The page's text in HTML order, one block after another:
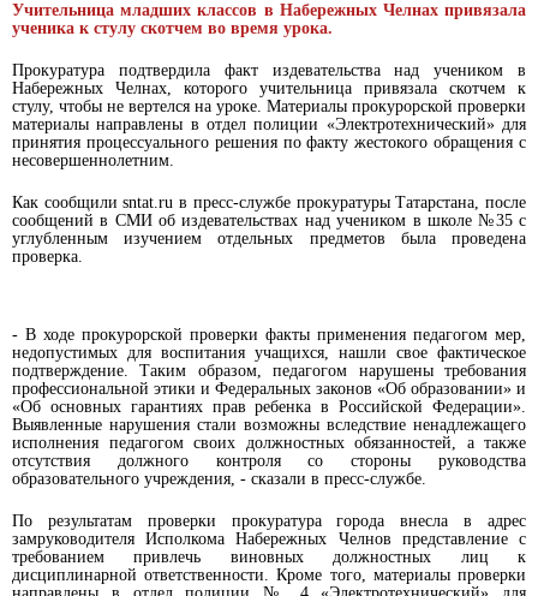
Учительница младших классов в Набережных Челнах привязала
ученика к стулу скотчем во время урока.
Прокуратура подтвердила факт издевательства над учеником в
Набережных Челнах, которого учительница привязала скотчем к
стулу, чтобы не вертелся на уроке. Материалы прокурорской проверки
материалы направлены в отдел полиции «Электротехнический» для
принятия процессуального решения по факту жестокого обращения с
несовершеннолетним.
Как сообщили sntat.ru в пресс-службе прокуратуры Татарстана, после
сообщений в СМИ об издевательствах над учеником в школе №35 с
углубленным изучением отдельных предметов была проведена
проверка.
- В ходе прокурорской проверки факты применения педагогом мер,
недопустимых для воспитания учащихся, нашли свое фактическое
подтверждение. Таким образом, педагогом нарушены требования
профессиональной этики и Федеральных законов «Об образовании» и
«Об основных гарантиях прав ребенка в Российской Федерации».
Выявленные нарушения стали возможны вследствие ненадлежащего
исполнения педагогом своих должностных обязанностей, а также
отсутствия должного контроля со стороны руководства
образовательного учреждения, - сказали в пресс-службе.
По результатам проверки прокуратура города внесла в адрес
замруководителя Исполкома Набережных Челнов представление с
требованием привлечь виновных должностных лиц к
дисциплинарной ответственности. Кроме того, материалы проверки